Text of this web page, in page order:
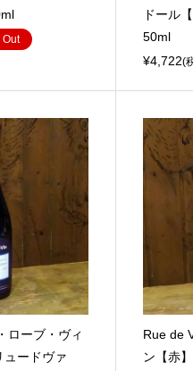
Out
ドール
50ml
¥4,722(
ローブ・ヴィ
ュードヴァ
Rue de
ン【赤